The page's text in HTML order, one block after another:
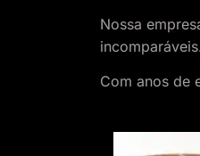
Nossa
Com anos de